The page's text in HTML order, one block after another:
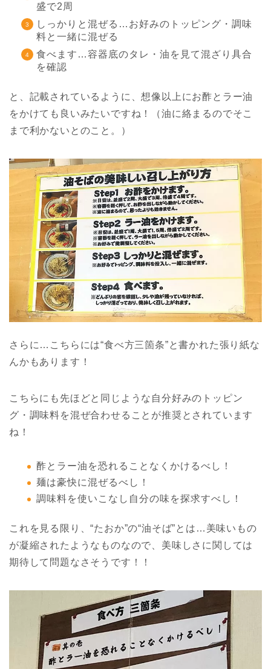
盛で2周
しっかりと混ぜる…お好みのトッピング・調味
料と一緒に混ぜる
食べます…容器底のタレ・油を見て混ざり具合
を確認
と、記載されているように、想像以上にお酢とラー油
をかけても良いみたいですね！（油に絡まるのでそこ
まで利かないとのこと。）
さらに…こちらには“食べ方三箇条”と書かれた張り紙な
んかもあります！
こちらにも先ほどと同じような自分好みのトッピン
グ・調味料を混ぜ合わせることが推奨とされています
ね！
酢とラー油を恐れることなくかけるべし！
麺は豪快に混ぜるべし！
調味料を使いこなし自分の味を探求すべし！
これを見る限り、“たおか”の“油そば”とは…美味いもの
が凝縮されたようなものなので、美味しさに関しては
期待して問題なさそうです！！